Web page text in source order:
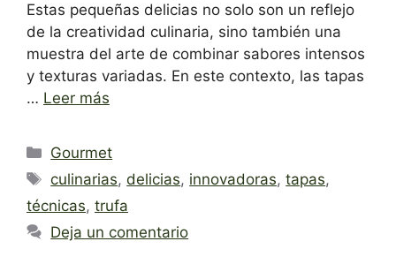
Estas pequeñas delicias no solo son un reflejo
de la creatividad culinaria, sino también una
muestra del arte de combinar sabores intensos
y texturas variadas. En este contexto, las tapas
… Leer más
Categorías
Gourmet
Etiquetas
culinarias,delicias, innovadoras,tapas,
técnicas, trufa
Deja un comentario